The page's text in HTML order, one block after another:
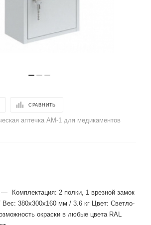
СРАВНИТЬ
аптечка АМ-1 для медикаментов
—
Комплектация: 2 полки, 1 врезной замок
380x300x160 мм / 3.6 кг Цвет: Светло-
окраски в любые цвета RAL